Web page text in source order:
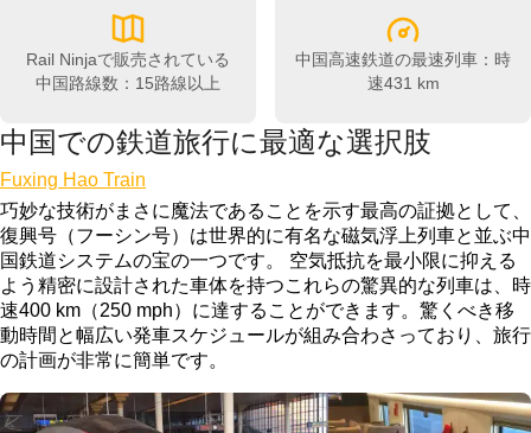
Rail Ninjaで販売されている
中国路線数：15路線以上
中国高速鉄道の最速列車：時
速431 km
中国での鉄道旅行に最適な選択肢
Fuxing Hao Train
巧妙な技術がまさに魔法であることを示す最高の証拠として、
復興号（フーシン号）は世界的に有名な磁気浮上列車と並ぶ中
国鉄道システムの宝の一つです。 空気抵抗を最小限に抑える
よう精密に設計された車体を持つこれらの驚異的な列車は、時
速400 km（250 mph）に達することができます。驚くべき移
動時間と幅広い発車スケジュールが組み合わさっており、旅行
の計画が非常に簡単です。